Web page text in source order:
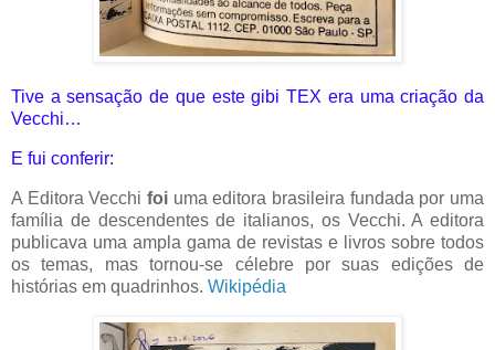
Tive a sensação de que este gibi TEX era uma criação da
Vecchi…
E fui conferir:
A Editora Vecchi foi uma editora brasileira fundada por uma
família de descendentes de italianos, os Vecchi. A editora
publicava uma ampla gama de revistas e livros sobre todos
os temas, mas tornou-se célebre por suas edições de
histórias em quadrinhos. Wikipédia